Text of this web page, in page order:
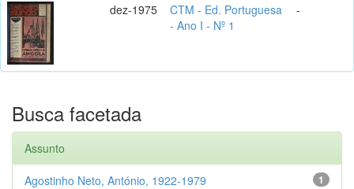
dez-1975
CTM - Ed. Portuguesa
- Ano I - Nº 1
-
Busca facetada
Assunto
1
Agostinho Neto, António, 1922-1979